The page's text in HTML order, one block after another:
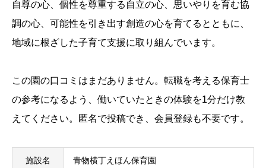
自尊の心、個性を尊重する自立の心、思いやりを育む協
調の心、可能性を引き出す創造の心を育てるとともに、
地域に根ざした子育て支援に取り組んでいます。
この園の口コミはまだありません。転職を考える保育士
の参考になるよう、働いていたときの体験を1分だけ教
えてください。匿名で投稿でき、会員登録も不要です。
施設名 青物横丁えほん保育園